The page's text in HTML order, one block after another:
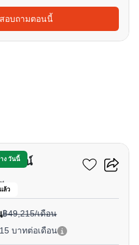
สอบถามตอนนี้
ง วันนี้
ล้ว
ทาวน์
฿49,215/เดือน
บาทต่อเดือน